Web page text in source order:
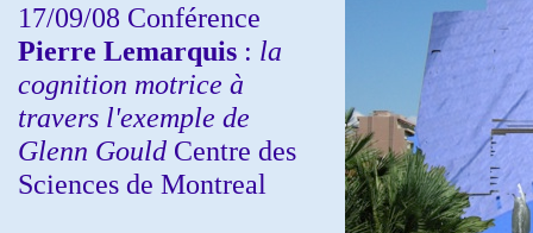
17/09/08 Conférence
Pierre Lemarquis : la
cognition motrice à
travers l'exemple de
Glenn Gould Centre des
Sciences de Montreal